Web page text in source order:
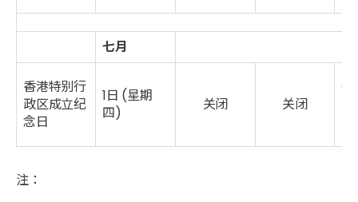
七月
香港特别行
政区成立纪
念日
1日 (星期
四)
关闭 关闭
每
注：